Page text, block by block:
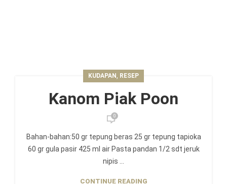
KUDAPAN, RESEP
Kanom Piak Poon
0
Bahan-bahan:50 gr tepung beras 25 gr tepung tapioka
60 gr gula pasir 425 ml air Pasta pandan 1/2 sdt jeruk
nipis ...
CONTINUE READING